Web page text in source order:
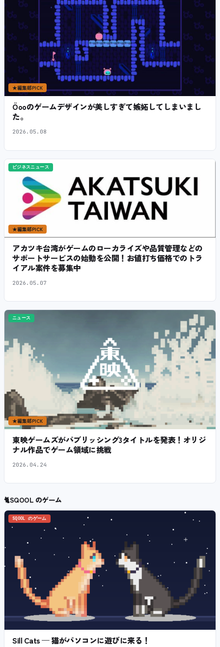
★編集部PICK
Öooのゲームデザインが美しすぎて嫉妬してしまいまし
た。
2026.05.08
ビジネスニュース
★編集部PICK
アカツキ台湾がゲームのローカライズや品質管理などの
サポートサービスの始動を公開！お値打ち価格でのトラ
イアル案件を募集中
2026.05.07
ニュース
★編集部PICK
東映ゲームズがパブリッシング3タイトルを発表！オリジ
ナル作品でゲーム領域に挑戦
2026.04.24
🐈SQOOL のゲーム
SQOOL のゲーム
Sill Cats — 猫がパソコンに遊びに来る！